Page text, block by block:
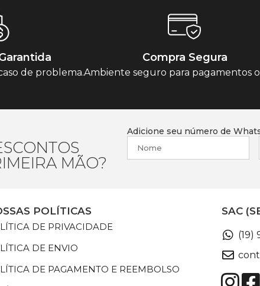
de problema.
Compra Segura
Ambiente seguro para pagamentos
MÃO?
Adicione seu número de
POLÍTICAS
DE PRIVACIDADE
DE ENVIO
DE PAGAMENTO E REEMBOLSO
SAC
(19)